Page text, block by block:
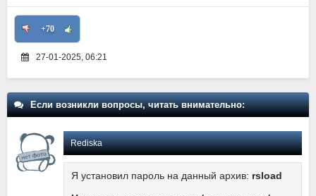
+70
27-01-2025, 06:21
Если возникли вопросы, читать внимательно:
Rediska
Я установил пароль на данный архив: rsload